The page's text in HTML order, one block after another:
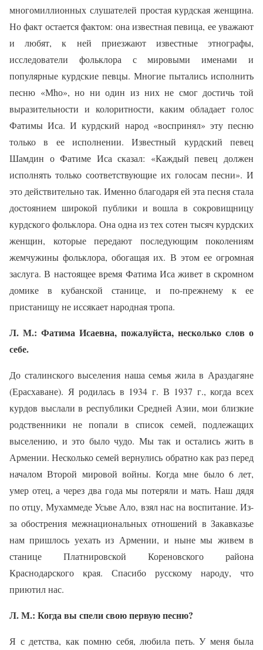
многомиллионных слушателей простая курдская женщина.
Но факт остается фактом: она известная певица, ее уважают
и любят, к ней приезжают известные этнографы,
исследователи фольклора с мировыми именами и
популярные курдские певцы. Многие пытались исполнить
песню «Мhо», но ни один из них не смог достичь той
выразительности и колоритности, каким обладает голос
Фатимы Иса. И курдский народ «воспринял» эту песню
только в ее исполнении. Известный курдский певец
Шамдин о Фатиме Иса сказал: «Каждый певец должен
исполнять только соответствующие их голосам песни». И
это действительно так. Именно благодаря ей эта песня стала
достоянием широкой публики и вошла в сокровищницу
курдского фольклора. Она одна из тех сотен тысяч курдских
женщин, которые передают последующим поколениям
жемчужины фольклора, обогащая их. В этом ее огромная
заслуга. В настоящее время Фатима Иса живет в скромном
домике в кубанской станице, и по-прежнему к ее
пристанищу не иссякает народная тропа.
Л. М.: Фатима Исаевна, пожалуйста, несколько слов о
себе.
До сталинского выселения наша семья жила в Араздагяне
(Ерасхаване). Я родилась в 1934 г. В 1937 г., когда всех
курдов выслали в республики Средней Азии, мои близкие
родственники не попали в список семей, подлежащих
выселению, и это было чудо. Мы так и остались жить в
Армении. Несколько семей вернулись обратно как раз перед
началом Второй мировой войны. Когда мне было 6 лет,
умер отец, а через два года мы потеряли и мать. Наш дядя
по отцу, Мухаммеде Усьве Ало, взял нас на воспитание. Из-
за обострения межнациональных отношений в Закавказье
нам пришлось уехать из Армении, и ныне мы живем в
станице Платнировской Кореновского района
Краснодарского края. Спасибо русскому народу, что
приютил нас.
Л. М.: Когда вы спели свою первую песню?
Я с детства, как помню себя, любила петь. У меня была